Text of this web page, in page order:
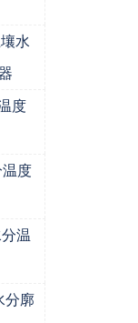
水
度
温度
温
分廓